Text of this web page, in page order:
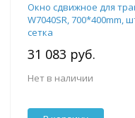
Окно сдвижное для
W7040SR, 700*400mm,
сетка
31 083 руб.
Нет в наличии